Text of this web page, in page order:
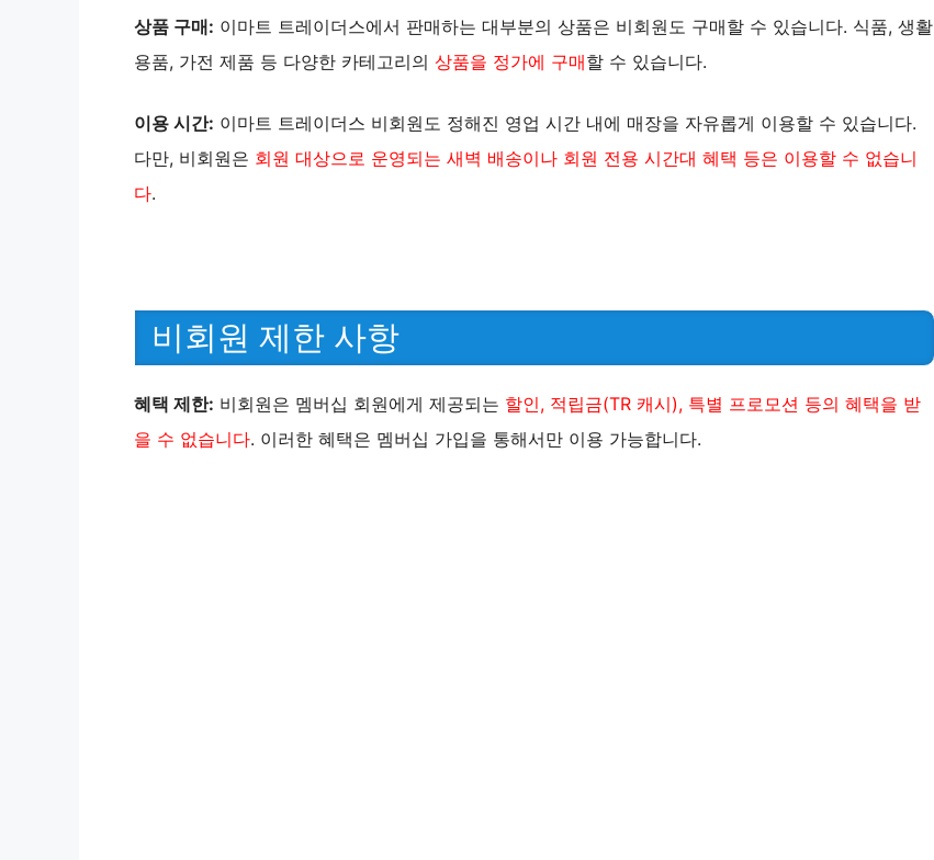
상품 구매: 이마트 트레이더스에서 판매하는 대부분의 상품은 비회원도 구매할 수 있습니다. 식품, 생활
용품, 가전 제품 등 다양한 카테고리의 상품을 정가에 구매할 수 있습니다.
이용 시간: 이마트 트레이더스 비회원도 정해진 영업 시간 내에 매장을 자유롭게 이용할 수 있습니다.
다만, 비회원은 회원 대상으로 운영되는 새벽 배송이나 회원 전용 시간대 혜택 등은 이용할 수 없습니
다.
비회원 제한 사항
혜택 제한: 비회원은 멤버십 회원에게 제공되는 할인, 적립금(TR 캐시), 특별 프로모션 등의 혜택을 받
을 수 없습니다. 이러한 혜택은 멤버십 가입을 통해서만 이용 가능합니다.